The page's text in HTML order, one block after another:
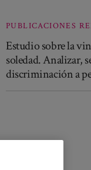
PUBLICACIONES
Estudio sobre la
soledad. Analizar,
discriminación a